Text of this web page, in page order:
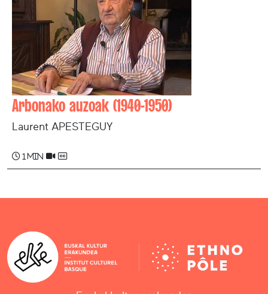
Arbonako auzoak (1940-1950)
Laurent APESTEGUY
1 min